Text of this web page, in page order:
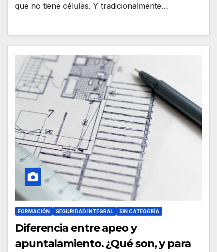
que no tiene células. Y tradicionalmente…
FORMACIÓN SEGURIDAD INTEGRAL SIN CATEGORÍA
Diferencia entre apeo y
apuntalamiento. ¿Qué son, y para